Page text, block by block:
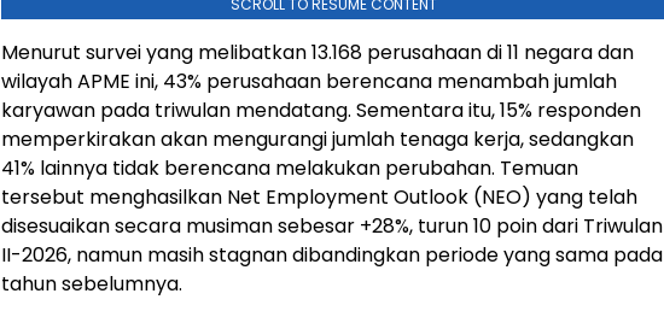
SCROLL TO RESUME CONTENT
Menurut survei yang melibatkan 13.168 perusahaan di 11 negara dan
wilayah APME ini, 43% perusahaan berencana menambah jumlah
karyawan pada triwulan mendatang. Sementara itu, 15% responden
memperkirakan akan mengurangi jumlah tenaga kerja, sedangkan
41% lainnya tidak berencana melakukan perubahan. Temuan
tersebut menghasilkan Net Employment Outlook (NEO) yang telah
disesuaikan secara musiman sebesar +28%, turun 10 poin dari Triwulan
II-2026, namun masih stagnan dibandingkan periode yang sama pada
tahun sebelumnya.